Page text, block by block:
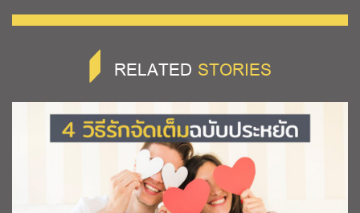
RELATED STORIES